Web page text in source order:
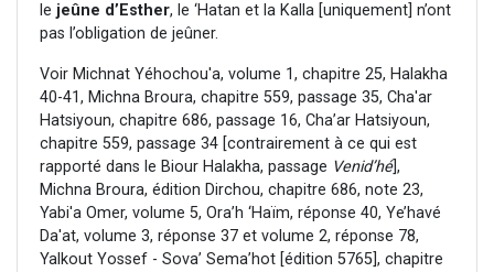
le jeûne d’Esther, le ‘Hatan et la Kalla [uniquement] n’ont
pas l’obligation de jeûner.
Voir Michnat Yéhochou'a, volume 1, chapitre 25, Halakha
40-41, Michna Broura, chapitre 559, passage 35, Cha'ar
Hatsiyoun, chapitre 686, passage 16, Cha’ar Hatsiyoun,
chapitre 559, passage 34 [contrairement à ce qui est
rapporté dans le Biour Halakha, passage Venid’hé],
Michna Broura, édition Dirchou, chapitre 686, note 23,
Yabi'a Omer, volume 5, Ora’h ‘Haïm, réponse 40, Ye’havé
Da'at, volume 3, réponse 37 et volume 2, réponse 78,
Yalkout Yossef - Sova’ Sema’hot [édition 5765], chapitre